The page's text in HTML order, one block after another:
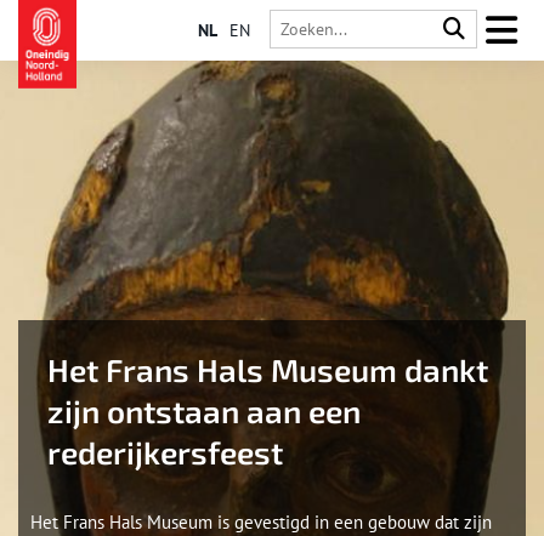
NL EN
Het Frans Hals Museum dankt
zijn ontstaan aan een
rederijkersfeest
Het Frans Hals Museum is gevestigd in een gebouw dat zijn